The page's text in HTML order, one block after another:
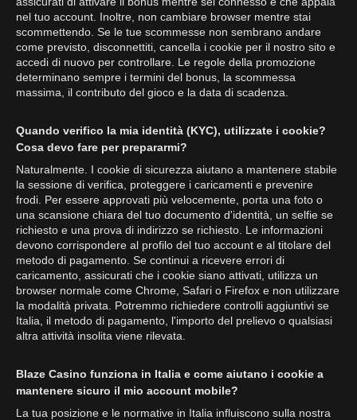
nel tuo account. Inoltre, non cambiare browser mentre stai
scommettendo. Se le tue scommesse non sembrano andare
come previsto, disconnettiti, cancella i cookie per il nostro sito e
accedi di nuovo per controllare. Le regole della promozione
determinano sempre i termini del bonus, la scommessa
massima, il contributo del gioco e la data di scadenza.
Quando verifico la mia identità (KYC), utilizzate i cookie?
Cosa devo fare per prepararmi?
Naturalmente. I cookie di sicurezza aiutano a mantenere stabile
la sessione di verifica, proteggere i caricamenti e prevenire
frodi. Per essere approvati più velocemente, porta una foto o
una scansione chiara del tuo documento d'identità, un selfie se
richiesto e una prova di indirizzo se richiesto. Le informazioni
devono corrispondere al profilo del tuo account e al titolare del
metodo di pagamento. Se continui a ricevere errori di
caricamento, assicurati che i cookie siano attivati, utilizza un
browser normale come Chrome, Safari o Firefox e non utilizzare
la modalità privata. Potremmo richiedere controlli aggiuntivi se
Italia, il metodo di pagamento, l'importo del prelievo o qualsiasi
altra attività insolita viene rilevata.
Blaze Casino funziona in Italia e come aiutano i cookie a
mantenere sicuro il mio account mobile?
La tua posizione e le normative in Italia influiscono sulla nostra